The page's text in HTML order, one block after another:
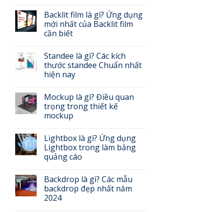
Backlit film là gì? Ứng dụng
mới nhất của Backlit film
cần biết
Standee là gì? Các kích
thước standee Chuẩn nhất
hiện nay
Mockup là gì? Điều quan
trọng trong thiết kế
mockup
Lightbox là gì? Ứng dụng
Lightbox trong làm bảng
quảng cáo
Backdrop là gì? Các mẫu
backdrop đẹp nhất năm
2024